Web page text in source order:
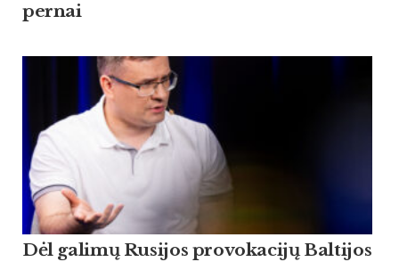
pernai
Dėl galimų Rusijos provokacijų Baltijos